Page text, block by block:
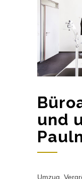
und
Umzug,